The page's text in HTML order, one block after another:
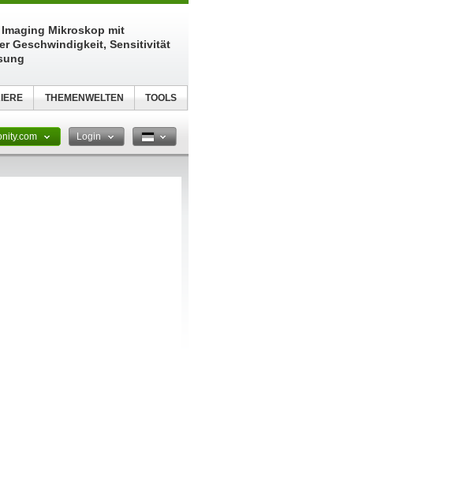
Login
Imaging Mikroskop mit
Geschwindigkeit, Sensitivität
THEMENWELTEN TOOLS